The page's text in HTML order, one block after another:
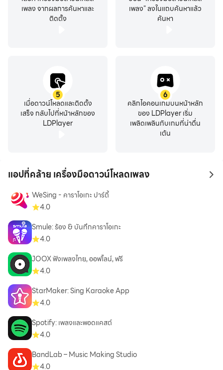
เพลง" ลงในแถบค้นหาแล้ว
ค้นหา
เพลง จากผลการค้นหาและ
ติดตั้ง
5
เมื่อดาวน์โหลดและติดตั้ง
เสร็จ กลับไปที่หน้าหลักของ
LDPlayer
6
คลิกไอคอนเกมบนหน้าหลัก
ของ LDPlayer เริ่ม
เพลิดเพลินกับเกมที่น่าตื่น
เต้น
แอปที่คล้าย เครื่องมือดาวน์โหลดเพลง to
WeSing - คาราโอเกะ ปาร์ตี้
4.0
Smule: ร้อง & บันทึกคาราโอเกะ
4.0
JOOX ฟังเพลงไทย, ออฟไลน์, ฟรี
4.0
StarMaker: Sing Karaoke App
4.0
Spotify: เพลงและพอดแคสต์
4.0
BandLab – Music Making Studio
4.0